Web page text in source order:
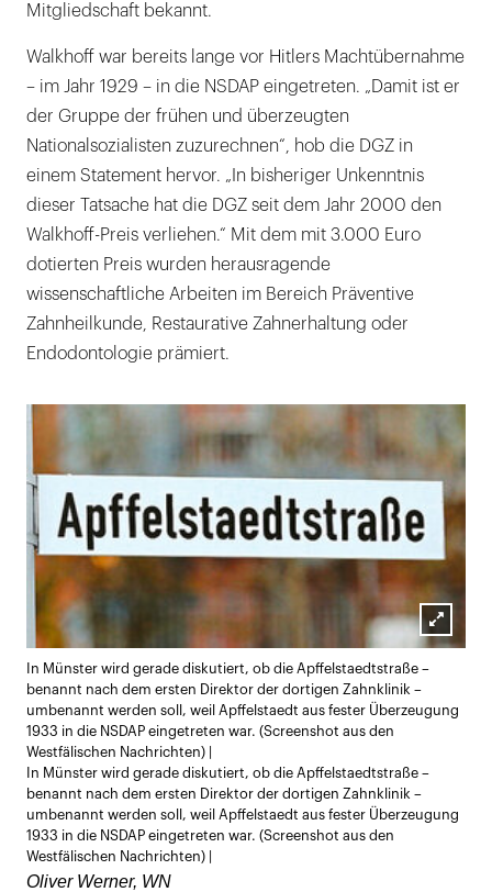
Mitgliedschaft bekannt.
Walkhoff war bereits lange vor Hitlers Machtübernahme
– im Jahr 1929 – in die NSDAP eingetreten. „Damit ist er
der Gruppe der frühen und überzeugten
Nationalsozialisten zuzurechnen“, hob die DGZ in
einem Statement hervor. „In bisheriger Unkenntnis
dieser Tatsache hat die DGZ seit dem Jahr 2000 den
Walkhoff-Preis verliehen.“ Mit dem mit 3.000 Euro
dotierten Preis wurden herausragende
wissenschaftliche Arbeiten im Bereich Präventive
Zahnheilkunde, Restaurative Zahnerhaltung oder
Endodontologie prämiert.
In Münster wird gerade diskutiert, ob die Apffelstaedtstraße –
benannt nach dem ersten Direktor der dortigen Zahnklinik –
umbenannt werden soll, weil Apffelstaedt aus fester Überzeugung
1933 in die NSDAP eingetreten war. (Screenshot aus den
Westfälischen Nachrichten) |
In Münster wird gerade diskutiert, ob die Apffelstaedtstraße –
benannt nach dem ersten Direktor der dortigen Zahnklinik –
umbenannt werden soll, weil Apffelstaedt aus fester Überzeugung
1933 in die NSDAP eingetreten war. (Screenshot aus den
Westfälischen Nachrichten) |
Oliver Werner, WN